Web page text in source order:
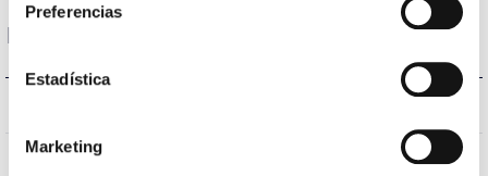
Preferencias
Estadística
Marketing
Performance